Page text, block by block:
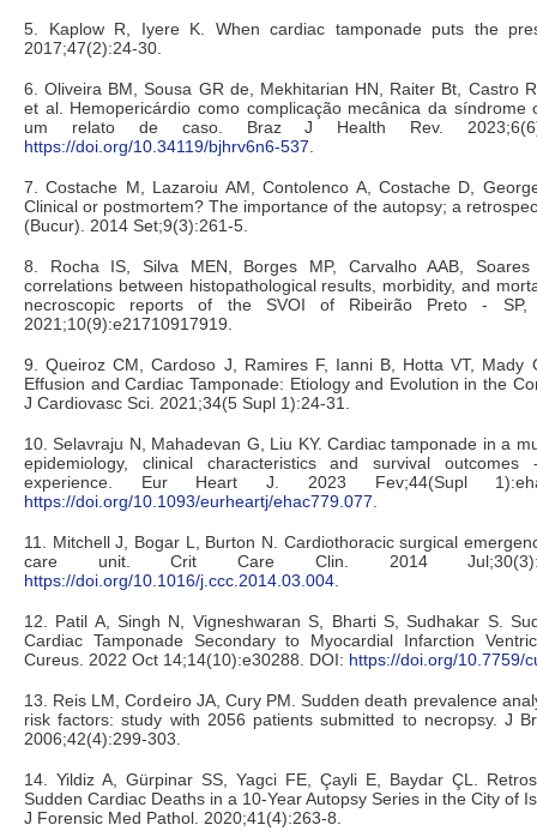
5. Kaplow R, Iyere K. When cardiac tamponade puts the
2017;47(2):24-30.
6. Oliveira BM, Sousa GR de, Mekhitarian HN, Raiter Bt, Castro
et al. Hemopericárdio como complicação mecânica da síndrome
um relato de caso. Braz J Health Rev.
https://doi.org/10.34119/bjhrv6n6-537.
7. Costache M, Lazaroiu AM, Contolenco A, Costache D,
Clinical or postmortem? The importance of the autopsy; a
(Bucur). 2014 Set;9(3):261-5.
8. Rocha IS, Silva MEN, Borges MP, Carvalho AAB,
correlations between histopathological results, morbidity, and
necroscopic reports of the SVOI of Ribeirão Preto - SP,
2021;10(9):e21710917919.
9. Queiroz CM, Cardoso J, Ramires F, Ianni B, Hotta VT, Mady
Effusion and Cardiac Tamponade: Etiology and Evolution in the
J Cardiovasc Sci. 2021;34(5 Supl 1):24-31.
10. Selavraju N, Mahadevan G, Liu KY. Cardiac tamponade in a
epidemiology, clinical characteristics and survival
experience. Eur Heart J. 2023 Fev;44(Supl
https://doi.org/10.1093/eurheartj/ehac779.077.
11. Mitchell J, Bogar L, Burton N. Cardiothoracic surgical
care unit. Crit Care Clin. 2014
https://doi.org/10.1016/j.ccc.2014.03.004.
12. Patil A, Singh N, Vigneshwaran S, Bharti S, Sudhakar S.
Cardiac Tamponade Secondary to Myocardial Infarction
Cureus. 2022 Oct 14;14(10):e30288. DOI: https://doi.org/10.7759/
13. Reis LM, Cordeiro JA, Cury PM. Sudden death prevalence
risk factors: study with 2056 patients submitted to necropsy. J
2006;42(4):299-303.
14. Yildiz A, Gürpinar SS, Yagci FE, Çayli E, Baydar ÇL.
Sudden Cardiac Deaths in a 10-Year Autopsy Series in the City of
J Forensic Med Pathol. 2020;41(4):263-8.